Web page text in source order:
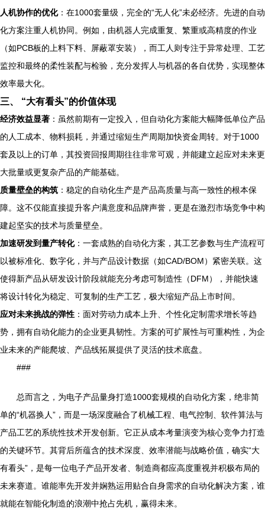
人机协作的优化：在1000套量级，完全的“无人化”未必经济。先进的自动
化方案注重人机协同。例如，由机器人完成重复、繁重或高精度的作业
（如PCB板的上料下料、屏蔽罩安装），而工人则专注于异常处理、工艺
监控和最终的柔性装配与检验，充分发挥人与机器的各自优势，实现整体
效率最大化。
三、 “大有看头”的价值体现
经济效益显著 ：虽然前期有一定投入，但自动化方案能大幅降低单位产品
的人工成本、物料损耗，并通过缩短生产周期加快资金周转。对于1000
套及以上的订单，其投资回报周期往往非常可观，并能建立起应对未来更
大批量或更复杂产品的产能基础。
质量壁垒的构筑 ：稳定的自动化生产是产品高质量与高一致性的根本保
障。这不仅能直接提升客户满意度和品牌声誉，更是在激烈市场竞争中构
建起坚实的技术与质量壁垒。
加速研发到量产转化：一套成熟的自动化方案，其工艺参数与生产流程可
以被标准化、数字化，并与产品设计数据（如CAD/BOM）紧密关联。这
使得新产品从研发设计阶段就能充分考虑可制造性（DFM），并能快速
将设计转化为稳定、可复制的生产工艺，极大缩短产品上市时间。
应对未来挑战的弹性 ：面对劳动力成本上升、个性化定制需求增长等趋
势，拥有自动化能力的企业更具韧性。方案的可扩展性与可重构性，为企
业未来的产能爬坡、产品线拓展提供了灵活的技术底盘。
###
总而言之，为电子产品量身打造1000套规模的自动化方案，绝非简
单的“机器换人”，而是一场深度融合了机械工程、电气控制、软件算法与
产品工艺的系统性技术开发创新。它正从成本考量演变为核心竞争力打造
的关键环节。其背后所蕴含的技术深度、效率潜能与战略价值，确实“大
有看头”，是每一位电子产品开发者、制造商都应高度重视并积极布局的
未来赛道。谁能率先开发并娴熟运用贴合自身需求的自动化解决方案，谁
就能在智能化制造的浪潮中抢占先机，赢得未来。